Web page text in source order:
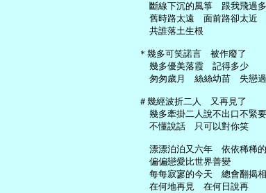
斷線下沉的風箏　跟我飛過
     舊時路太遠　面前路卻太近
     共誰落土生根
   ＊幾多可笑諾言　被作廢了
     幾多優美落霞　記得多少
匆匆歲月　絲絲幼苗　失戀
   ＃幾經波折二人　又再見了
     幾多牽掛二人說不出口不緊要
     不懂說話　只可以對你笑
漂漂泊泊又六年　依依稀稀
     偏偏戀愛比世界善變
每每寂寥的今天　總會翻揭
     在何地再見　在何日說再